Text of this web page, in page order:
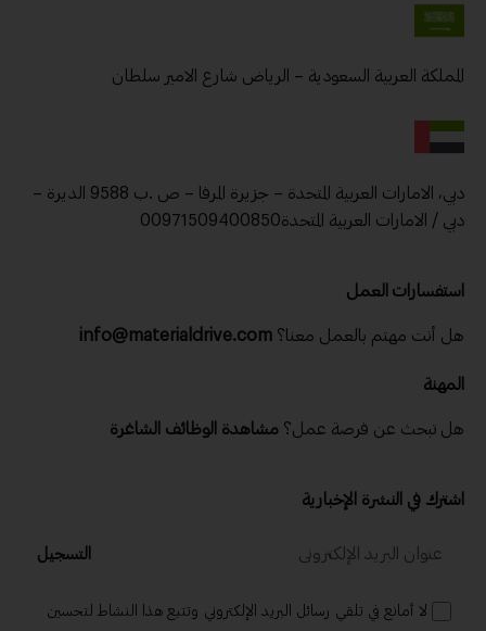
المملكة العربية السعودية – الرياض شارع الامير سلطان
دبي، الامارات العربية المتحدة – جزيرة المرفا – ص .ب 9588 الديرة –
دبي / الامارات العربية المتحدة00971509400850
استفسارات العمل
هل أنت مهتم بالعمل معنا؟ info@materialdrive.com
المهنة
هل تبحث عن فرصة عمل؟ مشاهدة الوظائف الشاغرة
اشترك في النشرة الإخبارية
التسجيل
لا أمانع في تلقي رسائل البريد الإلكتروني وتتبع هذا النشاط لتحسين